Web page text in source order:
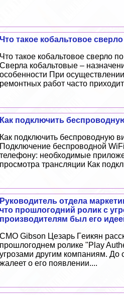
Что такое кобальтовое
Что такое кобальтовое сверло
Сверла кобальтовые –
особенности При осуществлении
ремонтных работ часто
Как подключить
Как подключить беспроводную
Подключение беспроводной
телефону: необходимые
просмотра трaнcляции Как
Руководитель отдела
что прошлогодний ролик с
производителям был его
CMO Gibson Цезарь Гeикян
прошлогоднем ролике "Play
угрозами другим компаниям. До
жалеет о его появлении....